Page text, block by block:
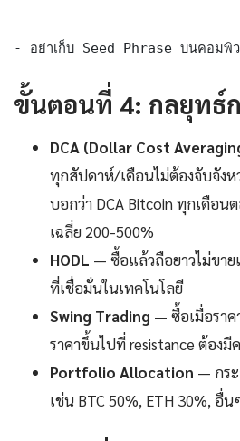
- อย่าเก็บ Seed Phrase บนคอมพิ
ขั้นตอนที่ 4: กลยุทธ์
DCA (Dollar Cost
ทุกสัปดาห์/เดือนไม่ต้องจับจัง
บอกว่า DCA Bitcoin ทุกเดือ
เฉลี่ย 200-500%
HODL — ซื้อแล้วถือยาวไม่ขาย
ที่เชื่อมั่นในเทคโนโลยี
Swing Trading — ซื้อเมื่อราค
ราคาขึ้นไปที่ resistance ต้องมี
Portfolio Allocation — กร
เช่น BTC 50%, ETH 30%, อื่น